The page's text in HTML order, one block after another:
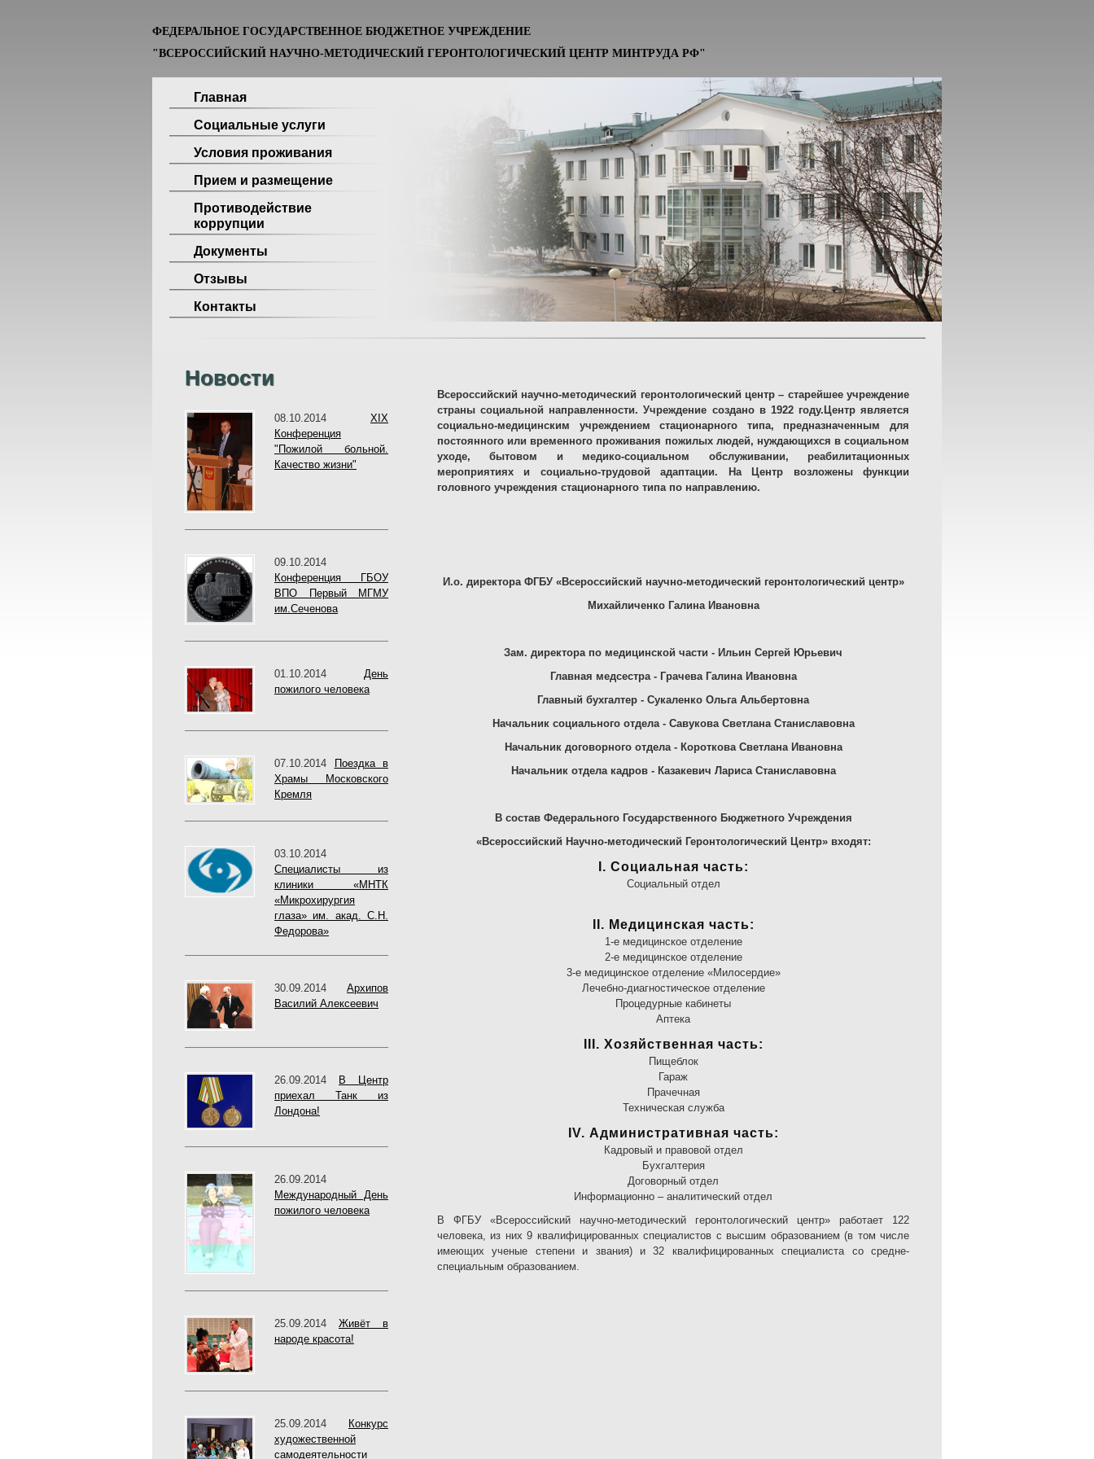
ФЕДЕРАЛЬНОЕ ГОСУДАРСТВЕННОЕ БЮДЖЕТНОЕ УЧРЕЖДЕНИЕ
"ВСЕРОССИЙСКИЙ НАУЧНО-МЕТОДИЧЕСКИЙ ГЕРОНТОЛОГИЧЕСКИЙ ЦЕНТР МИНТРУДА РФ"
Главная
Социальные услуги
Условия проживания
Прием и размещение
Противодействие
коррупции
Документы
Отзывы
Контакты
Новости
08.10.2014 XIX
Конференция
"Пожилой больной.
Качество жизни"
09.10.2014
Конференция ГБОУ
ВПО Первый МГМУ
им.Сеченова
01.10.2014 День
пожилого человека
07.10.2014
Поездка в
Храмы Московского
Кремля
03.10.2014
Cпециалисты из
клиники «МНТК
«Микрохирургия
глаза» им. акад. С.Н.
Федорова»
30.09.2014 Архипов
Василий Алексеевич
26.09.2014
В Центр
приехал Танк из
Лондона!
26.09.2014
Международный День
пожилого человека
25.09.2014 Живёт в
народе красота!
25.09.2014
Конкурс
художественной
самодеятельности
Всероссийский научно-методический геронтологический центр – старейшее учреждение
страны социальной направленности. Учреждение создано в 1922 году. Центр является
социально-медицинским учреждением стационарного типа, предназначенным для
постоянного или временного проживания пожилых людей, нуждающихся в социальном
уходе, бытовом и медико-социальном обслуживании, реабилитационных
мероприятиях и социально-трудовой адаптации.
На Центр возложены функции
головного учреждения стационарного типа по направлению.
И.о. директора ФГБУ «Всероссийский научно-методический геронтологический центр»
Михайличенко Галина Ивановна
Зам. директора по медицинской части - Ильин Сергей Юрьевич
Главная медсестра - Грачева Галина Ивановна
Главный бухгалтер - Сукаленко Ольга Альбертовна
Начальник социального отдела - Савукова Светлана Станиславовна
Начальник договорного отдела - Короткова Светлана Ивановна
Начальник отдела кадров - Казакевич Лариса Станиславовна
В состав Федерального Государственного Бюджетного Учреждения
«Всероссийский Научно-методический Геронтологический Центр» входят:
I. Социальная часть:
Социальный отдел
II. Медицинская часть:
1-е медицинское отделение
2-е медицинское отделение
3-е медицинское отделение «Милосердие»
Лечебно-диагностическое отделение
Процедурные кабинеты
Аптека
III. Хозяйственная часть:
Пищеблок
Гараж
Прачечная
Техническая служба
IV. Административная часть:
Кадровый и правовой отдел
Бухгалтерия
Договорный отдел
Информационно – аналитический отдел
В ФГБУ «Всероссийский научно-методический геронтологический центр» работает 122
человека, из них 9 квалифицированных специалистов с высшим образованием (в том числе
имеющих ученые степени и звания) и 32 квалифицированных специалиста со средне-
специальным образованием.